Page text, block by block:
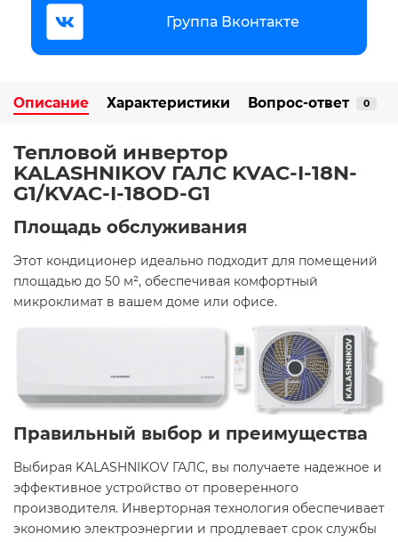
Группа Вконтакте
Описание Характеристики Вопрос-ответ 0
Тепловой инвертор
KALASHNIKOV ГАЛС KVAC-I-18N-
G1/KVAC-I-18OD-G1
Площадь обслуживания
Этот кондиционер идеально подходит для помещений
площадью до 50 м², обеспечивая комфортный
микроклимат в вашем доме или офисе.​
Правильный выбор и преимущества
Выбирая KALASHNIKOV ГАЛС, вы получаете надежное и
эффективное устройство от проверенного
производителя. Инверторная технология обеспечивает
экономию электроэнергии и продлевает срок службы